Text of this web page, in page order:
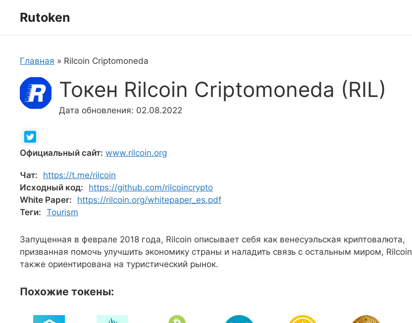
Rutoken
Главная » Rilcoin Criptomoneda
Токен Rilcoin Criptomoneda (RIL)
Дата обновления: 02.08.2022
Официальный сайт: www.rilcoin.org
Чат:
https://t.me/rilcoin
Исходный код:
https://github.com/rilcoincrypto
White Paper:
https://rilcoin.org/whitepaper_es.pdf
Теги: Tourism
Запущенная в феврале 2018 года, Rilcoin описывает себя как венесуэльская криптовалюта,
призванная помочь улучшить экономику страны и наладить связь с остальным миром, Rilcoin
также ориентирована на туристический рынок.
Похожие токены: